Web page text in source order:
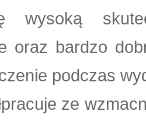
wysoką
oraz bardzo
podczas
ze